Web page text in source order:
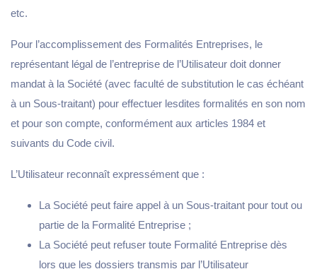
etc.
Pour l’accomplissement des Formalités Entreprises, le
représentant légal de l’entreprise de l’Utilisateur doit donner
mandat à la Société (avec faculté de substitution le cas échéant
à un Sous-traitant) pour effectuer lesdites formalités en son nom
et pour son compte, conformément aux articles 1984 et
suivants du Code civil.
L’Utilisateur reconnaît expressément que :
La Société peut faire appel à un Sous-traitant pour tout ou
partie de la Formalité Entreprise ;
La Société peut refuser toute Formalité Entreprise dès
lors que les dossiers transmis par l’Utilisateur